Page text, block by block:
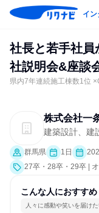
イン
社長と若手社
社説明会&座談
県内7年連続施工棟数1位
株式会社一
建築設計、建
群馬県 1日
27卒・28卒・29卒 |
こんな人におすすめ
人々に感動や笑いを届け